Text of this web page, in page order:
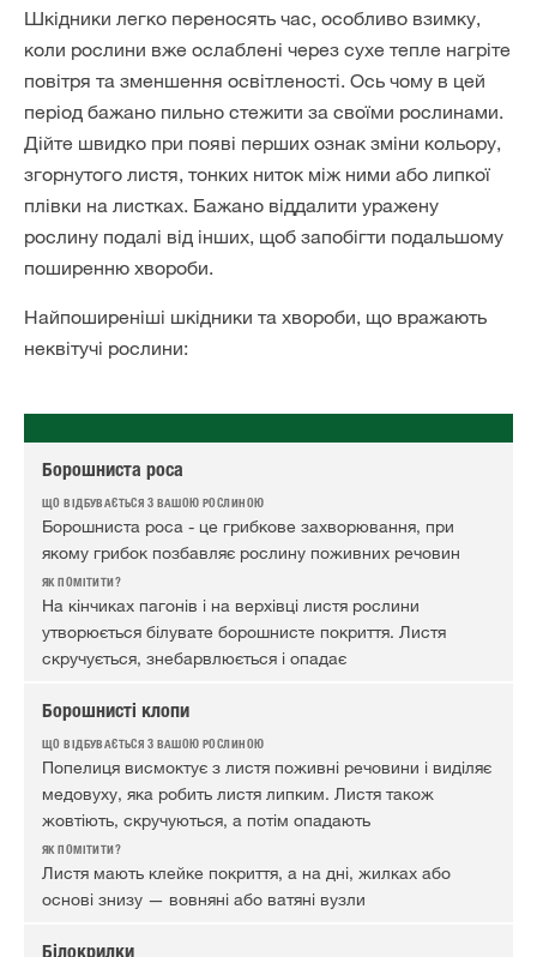
Шкідники легко переносять час, особливо взимку,
коли рослини вже ослаблені через сухе тепле нагріте
повітря та зменшення освітленості. Ось чому в цей
період бажано пильно стежити за своїми рослинами.
Дійте швидко при появі перших ознак зміни кольору,
згорнутого листя, тонких ниток між ними або липкої
плівки на листках. Бажано віддалити уражену
рослину подалі від інших, щоб запобігти подальшому
поширенню хвороби.
Найпоширеніші шкідники та хвороби, що вражають
неквітучі рослини:
Борошниста роса
Борошниста роса - це грибкове захворювання, при
якому грибок позбавляє рослину поживних речовин
На кінчиках пагонів і на верхівці листя рослини
утворюється білувате борошнисте покриття. Листя
скручується, знебарвлюється і опадає
Борошнисті клопи
Попелиця висмоктує з листя поживні речовини і виділяє
медовуху, яка робить листя липким. Листя також
жовтіють, скручуються, а потім опадають
Листя мають клейке покриття, а на дні, жилках або
основі знизу — вовняні або ватяні вузли